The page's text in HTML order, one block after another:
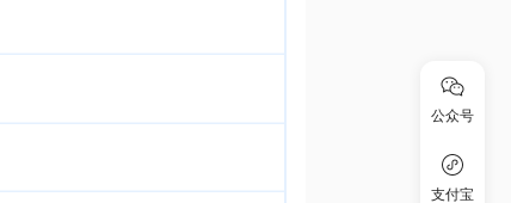
公众号
支付宝